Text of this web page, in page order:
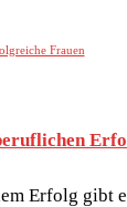
Frauen
Erfolg gibt